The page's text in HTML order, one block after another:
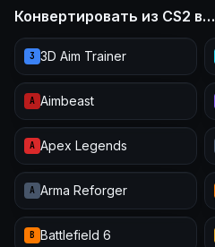
Конвертировать из CS2 в…
3 3D Aim Trainer
A Aimbeast
A Apex Legends
A Arma Reforger
B Battlefield 6